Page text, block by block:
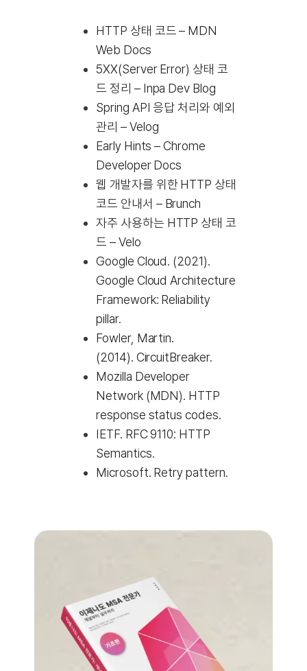
HTTP 상태 코드 – MDN
Web Docs
5XX(Server Error) 상태 코
드 정리 – Inpa Dev Blog
Spring API 응답 처리와 예외
관리 – Velog
Early Hints – Chrome
Developer Docs
웹 개발자를 위한 HTTP 상태
코드 안내서 – Brunch
자주 사용하는 HTTP 상태 코
드 – Velo
Google Cloud. (2021).
Google Cloud Architecture
Framework: Reliability
pillar.
Fowler, Martin.
(2014). CircuitBreaker.
Mozilla Developer
Network (MDN). HTTP
response status codes.
IETF. RFC 9110: HTTP
Semantics.
Microsoft. Retry pattern.